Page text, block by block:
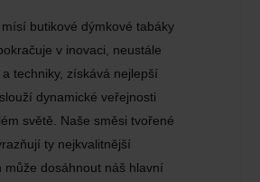
butikové dýmkové tabáky
v inovaci, neustále
techniky, získává nejlepší
dynamické veřejnosti
světě. Naše směsi tvořené
ty nejkvalitnější
může dosáhnout náš hlavní